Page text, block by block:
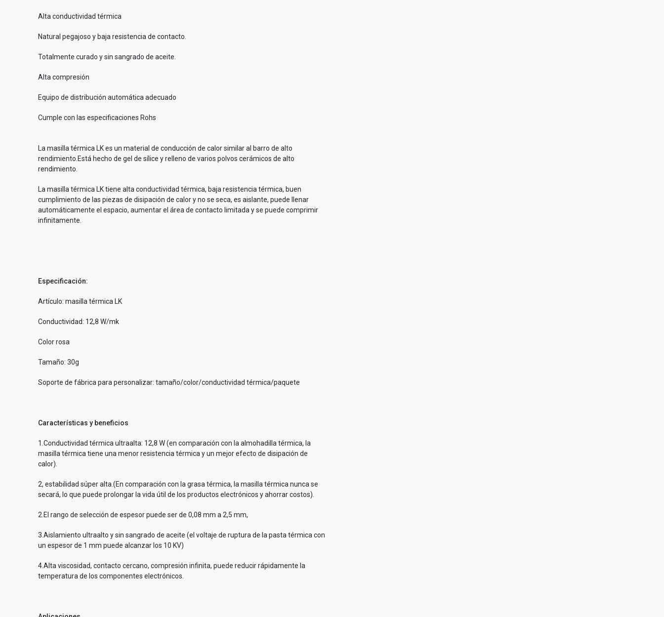
Alta conductividad térmica
Natural pegajoso y baja resistencia de contacto.
Totalmente curado y sin sangrado de aceite.
Alta compresión
Equipo de distribución automática adecuado
Cumple con las especificaciones Rohs
La masilla térmica LK es un material de conducción de calor similar al barro de alto
rendimiento.Está hecho de gel de sílice y relleno de varios polvos cerámicos de alto
rendimiento.
La masilla térmica LK tiene alta conductividad térmica, baja resistencia térmica, buen
cumplimiento de las piezas de disipación de calor y no se seca, es aislante, puede llenar
automáticamente el espacio, aumentar el área de contacto limitada y se puede comprimir
infinitamente.
Especificación:
Artículo: masilla térmica LK
Conductividad: 12,8 W/mk
Color rosa
Tamaño: 30g
Soporte de fábrica para personalizar: tamaño/color/conductividad térmica/paquete
Características y beneficios
1.Conductividad térmica ultraalta: 12,8 W (en comparación con la almohadilla térmica, la
masilla térmica tiene una menor resistencia térmica y un mejor efecto de disipación de
calor).
2, estabilidad súper alta.(En comparación con la grasa térmica, la masilla térmica nunca se
secará, lo que puede prolongar la vida útil de los productos electrónicos y ahorrar costos).
2.El rango de selección de espesor puede ser de 0,08 mm a 2,5 mm,
3.Aislamiento ultraalto y sin sangrado de aceite (el voltaje de ruptura de la pasta térmica con
un espesor de 1 mm puede alcanzar los 10 KV)
4.Alta viscosidad, contacto cercano, compresión infinita, puede reducir rápidamente la
temperatura de los componentes electrónicos.